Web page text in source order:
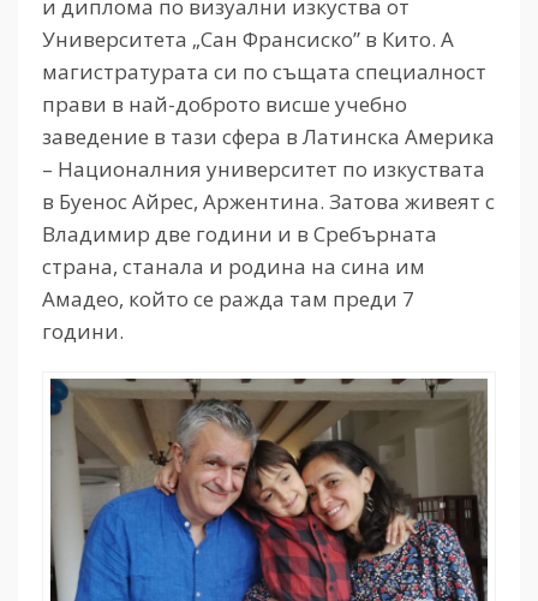
и диплома по визуални изкуства от
Университета „Сан Франсиско” в Кито. А
магистратурата си по същата специалност
прави в най-доброто висше учебно
заведение в тази сфера в Латинска Америка
– Националния университет по изкуствата
в Буенос Айрес, Аржентина. Затова живеят с
Владимир две години и в Сребърната
страна, станала и родина на сина им
Амадео, който се ражда там преди 7
години.